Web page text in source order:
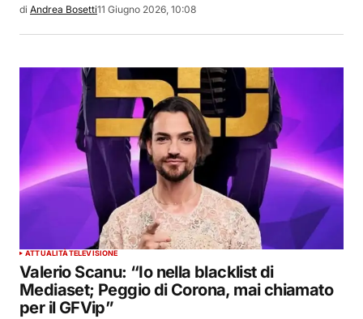
di Andrea Bosetti11 Giugno 2026, 10:08
ATTUALITÀTELEVISIONE
Valerio Scanu: “Io nella blacklist di
Mediaset; Peggio di Corona, mai chiamato
per il GFVip”